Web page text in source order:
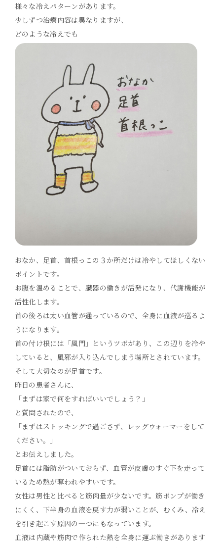
様々な冷えパターンがあります。
少しずつ治療内容は異なりますが、
どのような冷えでも
おなか、足首、首根っこの３か所だけは冷やしてほしくない
ポイントです。
お腹を温めることで、臓器の働きが活発になり、代謝機能が
活性化します。
首の後ろは太い血管が通っているので、全身に血液が巡るよ
うになります。
首の付け根には「風門」というツボがあり、この辺りを冷や
していると、風邪が入り込んでしまう場所とされています。
そして大切なのが足首です。
昨日の患者さんに、
「まずは家で何をすればいいでしょう？」
と質問されたので、
「まずはストッキングで過ごさず、レッグウォーマーをして
ください。」
とお伝えしました。
足首には脂肪がついておらず、血管が皮膚のすぐ下を走って
いるため熱が奪われやすいです。
女性は男性と比べると筋肉量が少ないです。筋ポンプが働き
にくく、下半身の血液を戻す力が弱いことが、むくみ、冷え
を引き起こす原因の一つにもなっています。
血液は内蔵や筋肉で作られた熱を全身に運ぶ働きがあります